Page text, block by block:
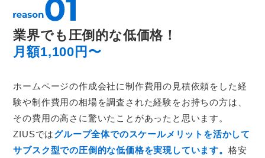
業界でも圧倒的な低価格！
月額1,100円〜
ホームページの作成会社に制作費用の見積依頼をした経
験や制作費用の相場を調査された経験をお持ちの方は、
その費用の高さに驚いたことがあったと思います。
ZIUSではグループ全体でのスケールメリットを活かして
サブスク型での圧倒的な低価格を実現しています。 格安